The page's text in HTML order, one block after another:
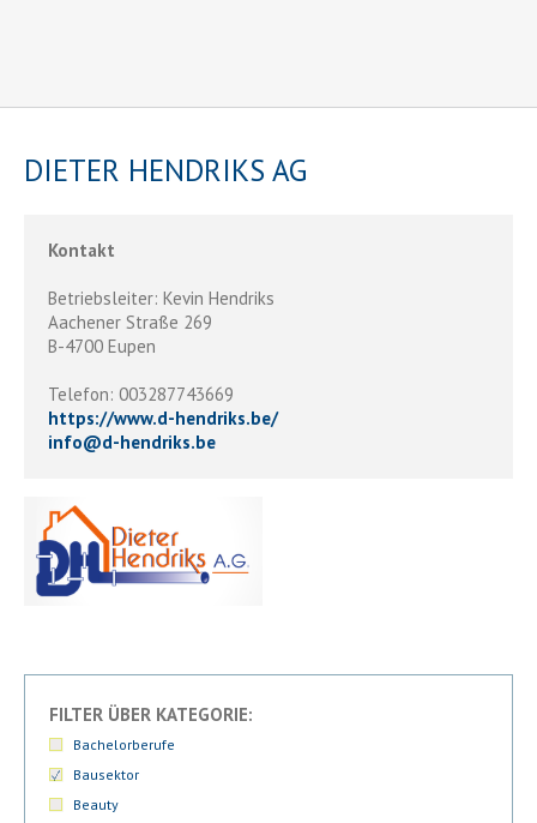
DIETER HENDRIKS AG
Kontakt
Betriebsleiter: Kevin Hendriks
Aachener Straße 269
B-4700 Eupen
Telefon: 003287743669
https://www.d-hendriks.be/
info@d-hendriks.be
FILTER ÜBER KATEGORIE:
Bachelorberufe
Bausektor
Beauty